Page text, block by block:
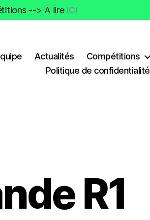
--> A lire ICI
Actualités
Compétitions
Politique de confidentialité
R1